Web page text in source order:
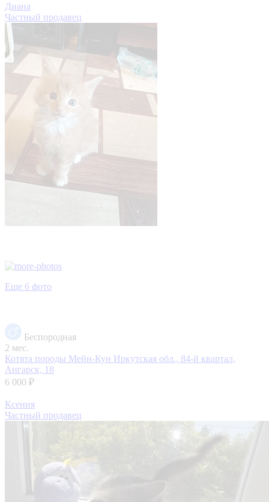
Диана
Частный продавец
Еще 6 фото
Беспородная
2 мес.
Котята породы Мейн-Кун Иркутская обл., 84-й квартал,
Ангарск, 18
6 000 ₽
Ксения
Частный продавец